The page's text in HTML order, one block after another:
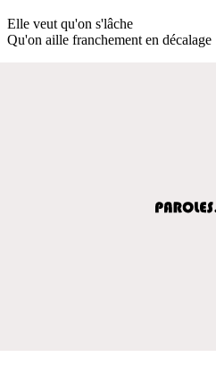
Elle veut qu'on s'lâche
Qu'on aille franchement en décalage